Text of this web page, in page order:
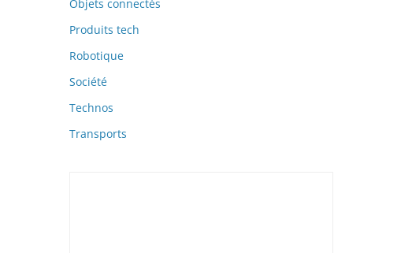
Objets connectés
Produits tech
Robotique
Société
Technos
Transports